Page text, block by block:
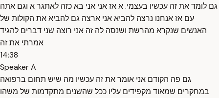
גם לומד את זה עכשיו בעצמי. א אז אני אני בא כזה לאתגר א וגם אתה
עם אז אנחנו נרצה להביא אני ארצה גם להביא את הקולות של
האנשים שנקרא מהרשת ושנסה לה זה אני רוצה שני דברים להגיד
אמרתי את זה
14:38
Speaker A
גם פה הקודם אני אומר את זה עכשיו מה שיש תחום ברפואה
במחקרים שמאוד מקפידים עליו ככל שהשנים מתקדמות של משהו